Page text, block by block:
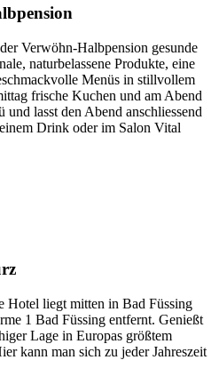
Verwöhn-Halbpension gesunde
naturbelassene Produkte, eine
Menüs in stillvollem
frische Kuchen und am Abend
lasst den Abend anschliessend
Drink oder im Salon Vital
Hotel liegt mitten in Bad Füssing
1 Bad Füssing entfernt. Genießt
Lage in Europas größtem
kann man sich zu jeder Jahreszeit